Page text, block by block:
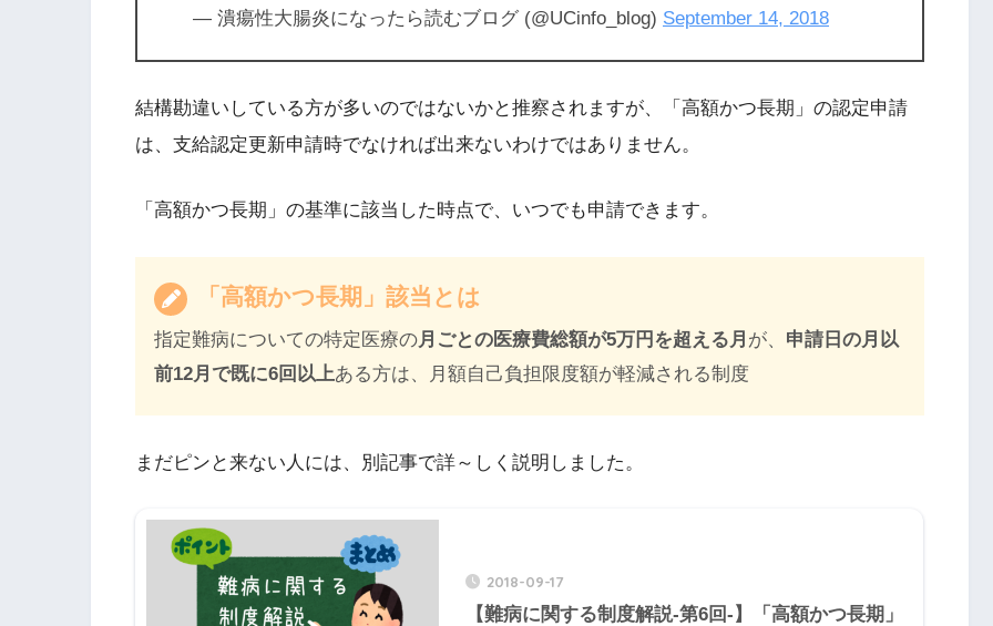
— 潰瘍性大腸炎になったら読むブログ (@UCinfo_blog) September 14, 2018
結構勘違いしている方が多いのではないかと推察されますが、「高額かつ長期」の認定申請
は、支給認定更新申請時でなければ出来ないわけではありません。
「高額かつ長期」の基準に該当した時点で、いつでも申請できます。
「高額かつ長期」該当とは
指定難病についての特定医療の月ごとの医療費総額が5万円を超える月 が、 申請日の月以
前12月で既に6回以上ある方は、月額自己負担限度額が軽減される制度
まだピンと来ない人には、別記事で詳～しく説明しました。
2018-09-17
【難病に関する制度解説-第6回-】「高額かつ長期」